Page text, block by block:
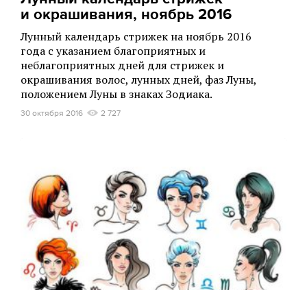
и окрашивания, ноябрь 2016
Лунный календарь стрижек на ноябрь 2016
года с указанием благоприятных и
неблагоприятных дней для стрижек и
окрашивания волос, лунных дней, фаз Луны,
положением Луны в знаках Зодиака.
30 октября 2016 2 727